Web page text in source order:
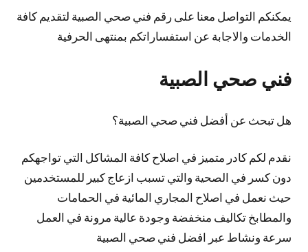
يمكنكم التواصل معنا على رقم فني صحي الصبية لتقديم كافة
الخدمات والاجابة عن استفساراتكم بمنتهى الحرفية
فني صحي الصبية
هل تبحث عن أفضل فني صحي الصبية؟
نقدم لكم كادر متميز في اصلاح كافة المشاكل التي تواجهكم
دون كسر في الصحية والتي تسبب ازعاج كبير للمستخدمين
حيث نعمل في اصلاح المجاري المائية في الحمامات
والمطابخ تكاليف منخفضة وجودة عالية مرونة في العمل
سرعة ونشاط عبر افضل فني صحي الصبية